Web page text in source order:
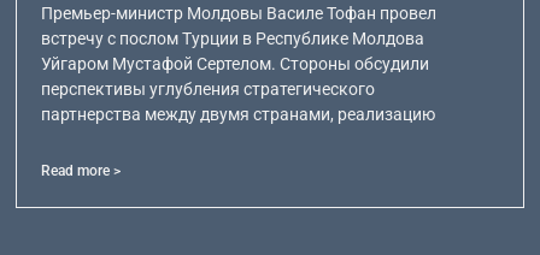
Премьер-министр Молдовы Василе Тофан провел
встречу с послом Турции в Республике Молдова
Уйгаром Мустафой Сертелом. Стороны обсудили
перспективы углубления стратегического
партнерства между двумя странами, реализацию
Read more >